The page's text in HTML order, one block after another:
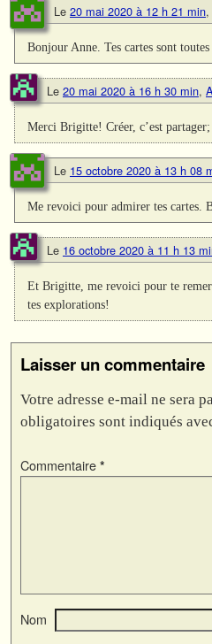
Le 20 mai 2020 à 12 h 21 min,
Bonjour Anne. Tes cartes sont
Le 20 mai 2020 à 16 h 30 min,
Merci Brigitte! Créer, c’est partager;
Le 15 octobre 2020 à 13 h 08
Me revoici pour admirer tes cartes.
Le 16 octobre 2020 à 11 h 13
Et Brigitte, me revoici pour te
tes explorations!
Laisser un commentaire
Votre adresse e-mail ne sera
obligatoires sont indiqués
Commentaire *
Nom